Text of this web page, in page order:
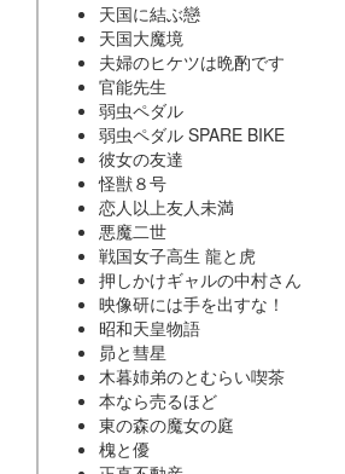
天国に結ぶ戀
天国大魔境
夫婦のヒケツは晩酌です
官能先生
弱虫ペダル
弱虫ペダル SPARE BIKE
彼女の友達
怪獣８号
恋人以上友人未満
悪魔二世
戦国女子高生 龍と虎
押しかけギャルの中村さん
映像研には手を出すな！
昭和天皇物語
昴と彗星
木暮姉弟のとむらい喫茶
本なら売るほど
東の森の魔女の庭
槐と優